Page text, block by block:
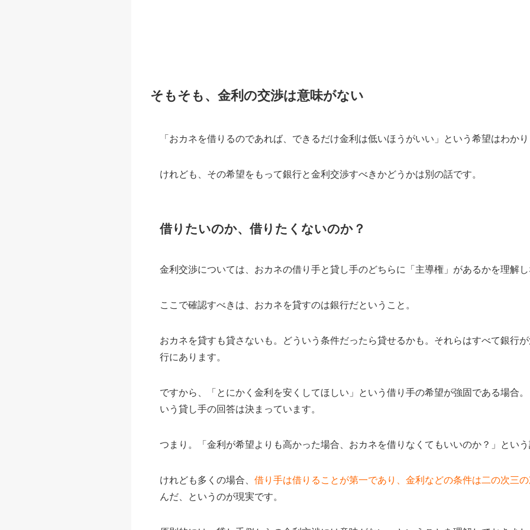
そもそも、金利の交渉は意味がない
「おカネを借りるのであれば、できるだけ金利は低いほうがいい」という希望はわか
けれども、その希望をもって銀行と金利交渉すべきかどうかは別の話です。
借りたいのか、借りたくないのか？
金利交渉については、おカネの借り手と貸し手のどちらに「主導権」があるかを理解
ここで確認すべきは、おカネを貸すのは銀行だということ。
おカネを貸すも貸さないも。どういう条件だったら貸せるかも。それらはすべて銀行
行にあります。
ですから、「とにかく金利を安くしてほしい」という借り手の希望が強固である場合
いう貸し手の回答は決まっています。
つまり。「金利が希望よりも高かった場合、おカネを借りなくてもいいのか？」とい
けれども多くの場合、 借り手は借りることが第一であり、金利などの条件は二の次三
んだ、というのが現実です。